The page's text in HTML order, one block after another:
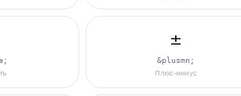
±
&plusmn;
Плюс-минус